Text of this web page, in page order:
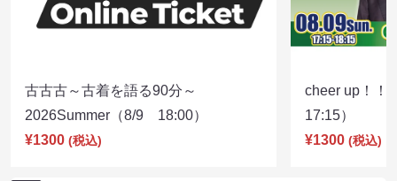
古古古～古着を語る90分～
2026Summer（8/9 18:00）
¥1300 (税込)
cheer up！
17:15）
¥1300 (税込)